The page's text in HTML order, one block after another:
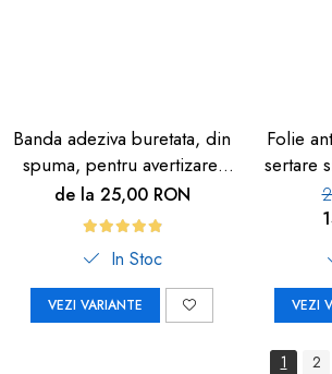
Banda adeziva buretata, din
spuma, pentru avertizare,
3m, negru/galben
de la 25,00 RON
In Stoc
VEZI VARIANTE
Folie
sertare
VEZI
1 2